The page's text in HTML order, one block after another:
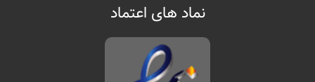
نماد های اعتماد